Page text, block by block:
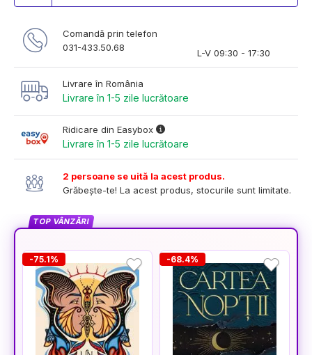
Comandă prin telefon
031-433.50.68
L-V 09:30 - 17:30
Livrare în România
Livrare în 1-5 zile lucrătoare
Ridicare din Easybox
Livrare în 1-5 zile lucrătoare
2 persoane se uită la acest produs.
Grăbește-te! La acest produs, stocurile sunt limitate.
TOP VÂNZĂRI
-75.1% -68.4%